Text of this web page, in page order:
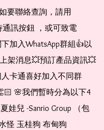
要聯絡查詢，請用
通訊按鈕 ，或可致電
加入WhatsApp群組👍以
架消息💥預訂產品資訊💥
卡通喜好加入不同群
🌸我們暫時分為以下4
娃兒 -Sanrio Group （包
怪 玉桂狗 布甸狗